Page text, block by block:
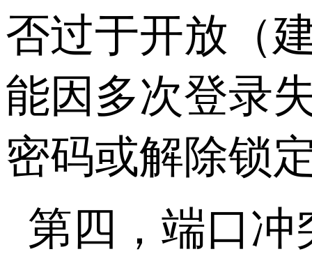
否过于开放（
能因多次登录
密码或解除锁
第四，端口